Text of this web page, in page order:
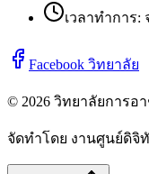
เวลาทำการ:
Facebook วิทยาลัย
© 2026 วิทยาลัยการอ
จัดทำโดย งานศูนย์ดิจิ